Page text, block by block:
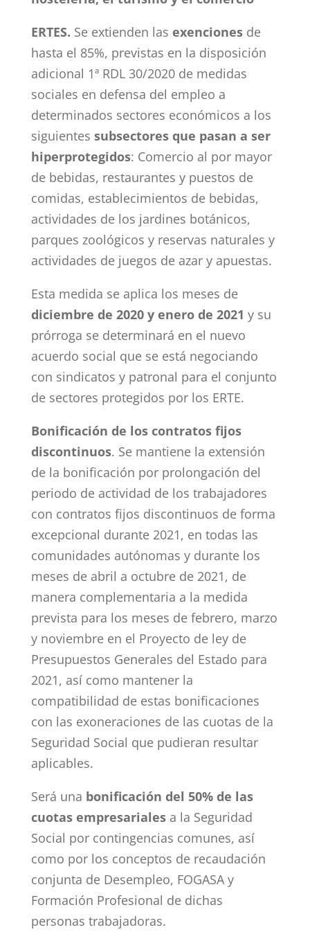
ERTES. Se extienden las exenciones de
hasta el 85%, previstas en la disposición
adicional 1ª RDL 30/2020 de medidas
sociales en defensa del empleo a
determinados sectores económicos a los
siguientes subsectores que pasan a ser
hiperprotegidos: Comercio al por mayor
de bebidas, restaurantes y puestos de
comidas, establecimientos de bebidas,
actividades de los jardines botánicos,
parques zoológicos y reservas naturales y
actividades de juegos de azar y apuestas.
Esta medida se aplica los meses de
diciembre de 2020 y enero de 2021 y su
prórroga se determinará en el nuevo
acuerdo social que se está negociando
con sindicatos y patronal para el conjunto
de sectores protegidos por los ERTE.
Bonificación de los contratos fijos
discontinuos. Se mantiene la extensión
de la bonificación por prolongación del
periodo de actividad de los trabajadores
con contratos fijos discontinuos de forma
excepcional durante 2021, en todas las
comunidades autónomas y durante los
meses de abril a octubre de 2021, de
manera complementaria a la medida
prevista para los meses de febrero, marzo
y noviembre en el Proyecto de ley de
Presupuestos Generales del Estado para
2021, así como mantener la
compatibilidad de estas bonificaciones
con las exoneraciones de las cuotas de la
Seguridad Social que pudieran resultar
aplicables.
Será una bonificación del 50% de las
cuotas empresarialesa la Seguridad
Social por contingencias comunes, así
como por los conceptos de recaudación
conjunta de Desempleo, FOGASA y
Formación Profesional de dichas
personas trabajadoras.